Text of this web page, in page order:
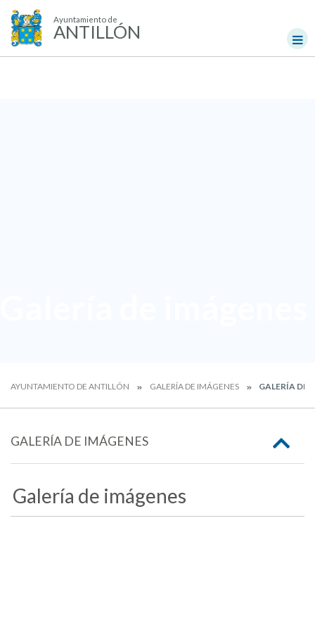
Ayuntamiento de
ANTILLÓN
AYUNTAMIENTO DE ANTILLÓN GALERÍA DE IMÁGENES GALERÍA DE
GALERÍA DE IMÁGENES
Galería de imágenes